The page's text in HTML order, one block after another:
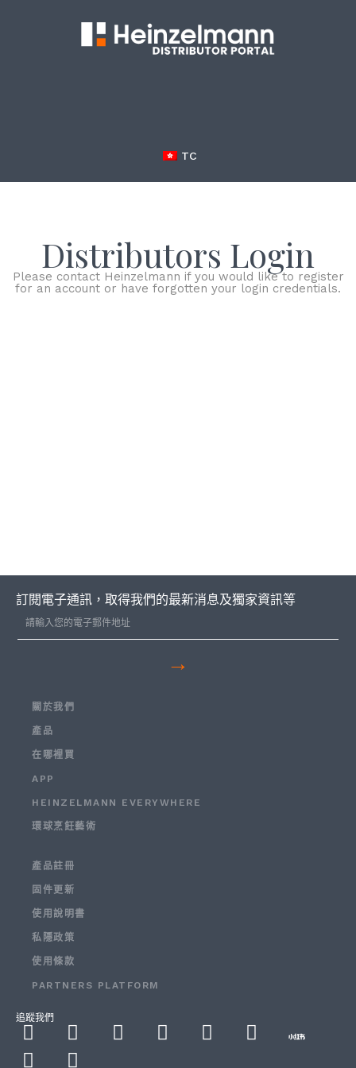
TC
Distributors Login
Please contact Heinzelmann if you would like to register
for an account or have forgotten your login credentials.
訂閱電子通訊，取得我們的最新消息及獨家資訊等
→
關於我們
產品
在哪裡買
APP
HEINZELMANN EVERYWHERE
環球烹飪藝術
產品註冊
固件更新
使用說明書
私隱政策
使用條款
PARTNERS PLATFORM
追蹤我們